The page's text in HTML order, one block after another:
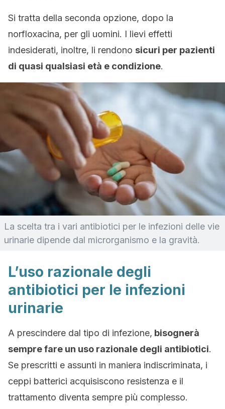
Si tratta della seconda opzione, dopo la
norfloxacina, per gli uomini. I lievi effetti
indesiderati, inoltre, li rendono sicuri per pazienti
di quasi qualsiasi età e condizione.
La scelta tra i vari antibiotici per le infezioni delle vie
urinarie dipende dal microrganismo e la gravità.
L’uso razionale degli
antibiotici per le infezioni
urinarie
A prescindere dal tipo di infezione, bisognerà
sempre fare un uso razionale degli antibiotici.
Se prescritti e assunti in maniera indiscriminata, i
ceppi batterici acquisiscono resistenza e il
trattamento diventa sempre più complesso.